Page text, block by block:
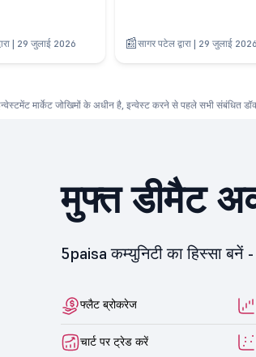
| 29 जुलाई 2026 सागर पटेल द्वारा | 29 जुलाई 2026
इन्वेस्टमेंट मार्केट जोखिमों के अधीन है, इन्वेस्ट करने से पहले सभी संबंधित
मुफ्त डीमैट
5paisa कम्युनिटी का हिस्सा बनें -
फ्लैट ब्रोकरेज
चार्ट पर ट्रेड करें